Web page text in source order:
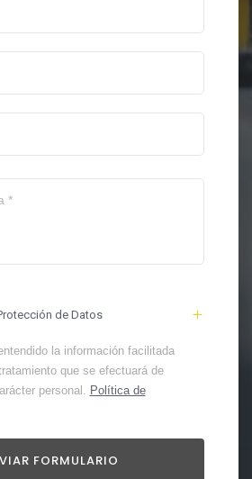
de Datos
la información facilitada
que se efectuará de
personal. Política de